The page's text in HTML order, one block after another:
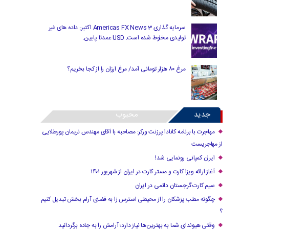
سرمایه گذاری Americas FX News 3 اکتبر: داده های غیر
تولیدی مخلوط شده است. USD عمدتا پایین.
مرغ ۸۰ هزار تومانی آمد/ مرغ ارزان را از کجا بخریم؟
جدید محبوب
مهاجرت با برنامه کانادا پرزنت ورکر: مصاحبه با آقای مهندس نریمان پورطلایی
از مهاجریست
ایران کمپانی رونمایی شد!
آغاز ارائه ویزا کارت و مستر کارت در ایران از شهریور ۱۴۰۱
سیم کارت گرجستان دائمی در ایران
چگونه مطب پزشکان را از محیطی استرس زا به فضای آرام بخش تبدیل کنیم
؟
وقتی هیوندای شما به بهترین‌ها نیاز دارد؛ آرامش را به جاده برگردانید